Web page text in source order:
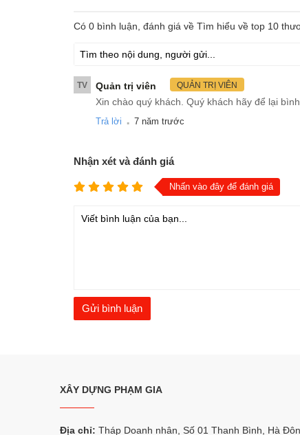
Có 0 bình luận, đánh giá về Tìm hiểu về top 10
TV Quản trị viên QUẢN TRỊ VIÊN
Xin chào quý khách. Quý khách hãy để lại
Trả lời . 7 năm trước
Nhận xét và đánh giá
Nhấn vào đây để đánh giá
XÂY DỰNG PHẠM GIA
Địa chỉ: Tháp Doanh nhân, Số 01 Thanh Bình, Hà